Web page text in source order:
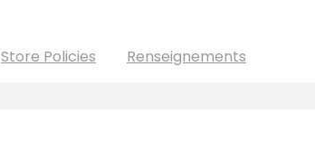
Store Policies Renseignements